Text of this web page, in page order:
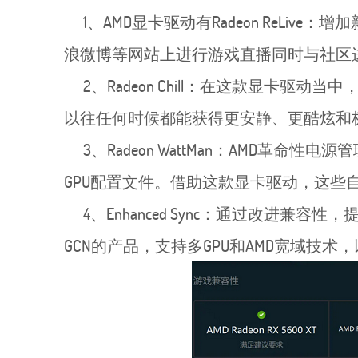
1、AMD显卡驱动有Radeon ReLive：增
浪微博等网站上进行游戏直播同时与社
2、Radeon Chill：在这款显卡驱动当中，
以往任何时候都能获得更安静、更酷炫
3、Radeon WattMan：AMD革命性电源
GPU配置文件。借助这款显卡驱动，这
4、Enhanced Sync：通过改进兼容性，
GCN的产品，支持多GPU和AMD宽域技术